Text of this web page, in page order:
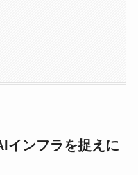
インフラを捉えに